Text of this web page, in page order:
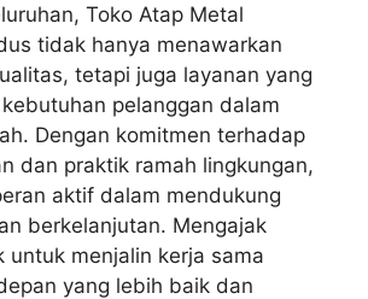
Toko Atap Metal
tidak hanya menawarkan
tetapi juga layanan yang
pelanggan dalam
Dengan komitmen terhadap
dan praktik ramah lingkungan,
aktif dalam mendukung
berkelanjutan. Mengajak
untuk menjalin kerja sama
yang lebih baik dan